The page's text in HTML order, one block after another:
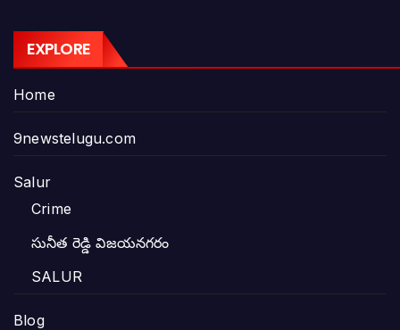
EXPLORE
Home
9newstelugu.com
Salur
Crime
సునీత రెడ్డి విజయనగరం
SALUR
Blog